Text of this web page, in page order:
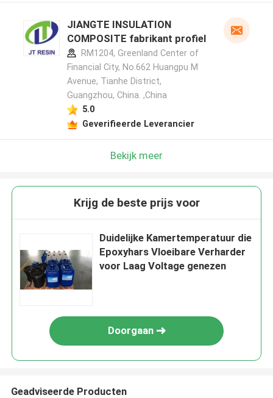
JIANGTE INSULATION
COMPOSITE fabrikant profiel
RM1204, Greenland Center of
Financial City, No.662 Huangpu M
Avenue, Tianhe District,
Guangzhou, China. ,China
5.0
Geverifieerde Leverancier
Bekijk meer
Krijg de beste prijs voor
Duidelijke Kamertemperatuur die
Epoxyhars Vloeibare Verharder
voor Laag Voltage genezen
Doorgaan
Geadviseerde Producten